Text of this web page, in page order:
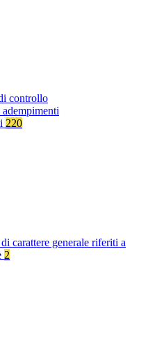
controllo
220
carattere generale riferiti a
2